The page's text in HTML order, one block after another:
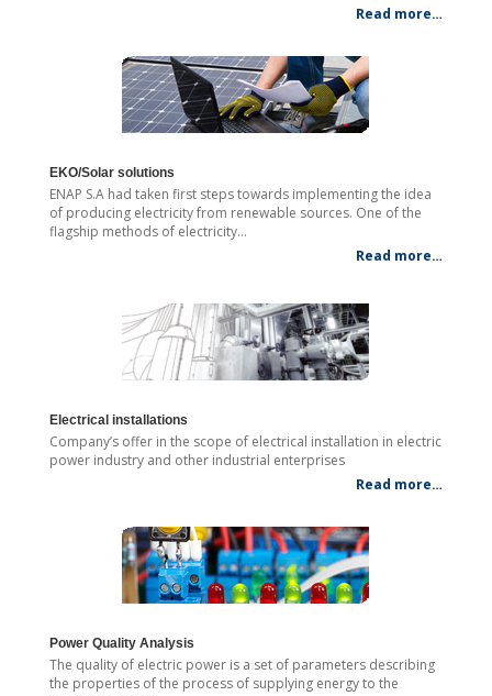
Read more…
EKO/Solar solutions
ENAP S.A had taken first steps towards implementing the idea
of producing electricity from renewable sources. One of the
flagship methods of electricity…
Read more…
Electrical installations
Company’s offer in the scope of electrical installation in electric
power industry and other industrial enterprises
Read more…
Power Quality Analysis
The quality of electric power is a set of parameters describing
the properties of the process of supplying energy to the